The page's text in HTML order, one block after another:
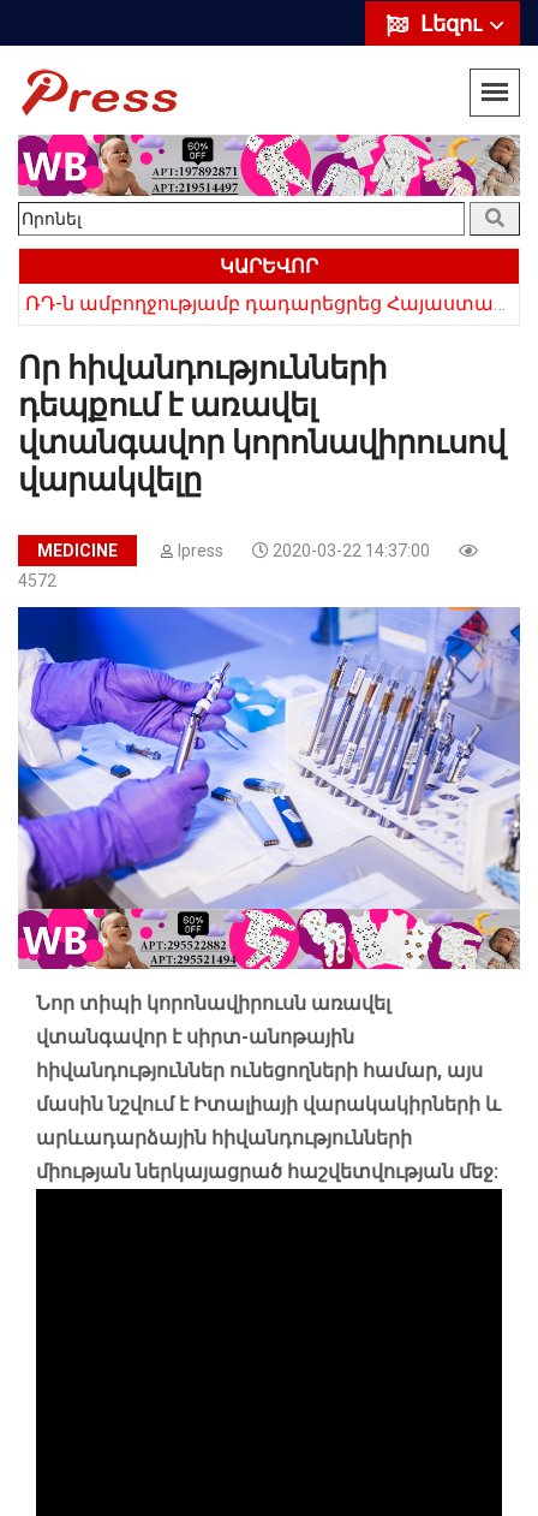
Լեզու
ԿԱՐԵՎՈՐ
Որ հիվանդությունների
դեպքում է առավել
վտանգավոր կորոնավիրուսով
վարակվելը
MEDICINE Ipress
2020-03-22 14:37:00
4572
Նոր տիպի կորոնավիրուսն առավել
վտանգավոր է սիրտ-անոթային
հիվանդություններ ունեցողների համար, այս
մասին նշվում է Իտալիայի վարակակիրների և
արևադարձային հիվանդությունների
միության ներկայացրած հաշվետվության մեջ: